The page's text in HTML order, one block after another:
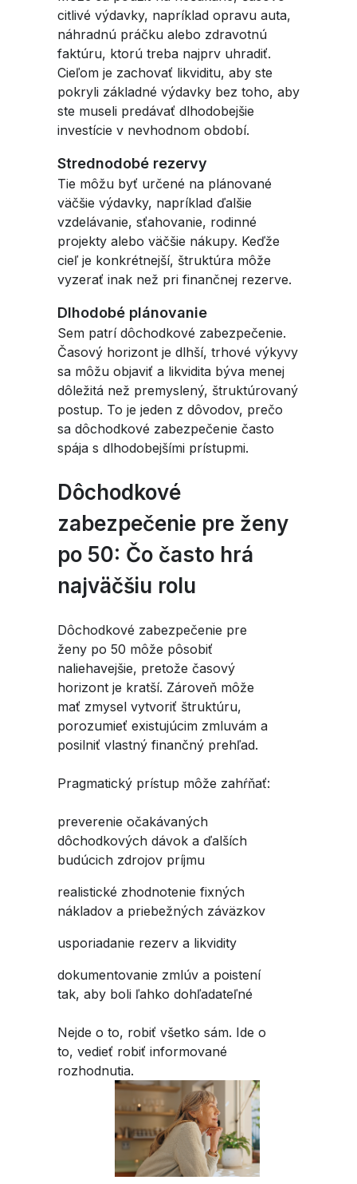
citlivé výdavky, napríklad opravu auta,
náhradnú práčku alebo zdravotnú
faktúru, ktorú treba najprv uhradiť.
Cieľom je zachovať likviditu, aby ste
pokryli základné výdavky bez toho, aby
ste museli predávať dlhodobejšie
investície v nevhodnom období.
Strednodobé rezervy
Tie môžu byť určené na plánované
väčšie výdavky, napríklad ďalšie
vzdelávanie, sťahovanie, rodinné
projekty alebo väčšie nákupy. Keďže
cieľ je konkrétnejší, štruktúra môže
vyzerať inak než pri finančnej rezerve.
Dlhodobé plánovanie
Sem patrí dôchodkové zabezpečenie.
Časový horizont je dlhší, trhové výkyvy
sa môžu objaviť a likvidita býva menej
dôležitá než premyslený, štruktúrovaný
postup. To je jeden z dôvodov, prečo
sa dôchodkové zabezpečenie často
spája s dlhodobejšími prístupmi.
Dôchodkové
zabezpečenie pre ženy
po 50: Čo často hrá
najväčšiu rolu
Dôchodkové zabezpečenie pre
ženy po 50 môže pôsobiť
naliehavejšie, pretože časový
horizont je kratší. Zároveň môže
mať zmysel vytvoriť štruktúru,
porozumieť existujúcim zmluvám a
posilniť vlastný finančný prehľad.
Pragmatický prístup môže zahŕňať:
preverenie očakávaných
dôchodkových dávok a ďalších
budúcich zdrojov príjmu
realistické zhodnotenie fixných
nákladov a priebežných záväzkov
usporiadanie rezerv a likvidity
dokumentovanie zmlúv a poistení
tak, aby boli ľahko dohľadateľné
Nejde o to, robiť všetko sám. Ide o
to, vedieť robiť informované
rozhodnutia.